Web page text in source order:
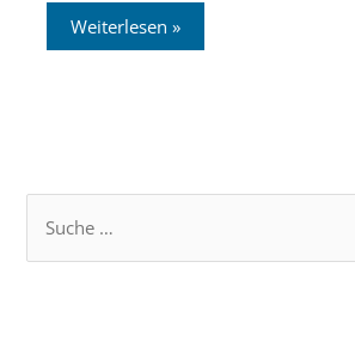
Weiterlesen »